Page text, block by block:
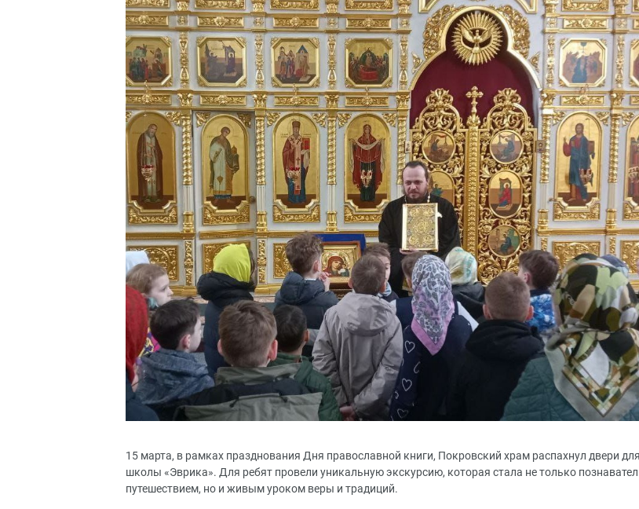
15 марта, в рамках празднования Дня православной книги, Покровский храм распахнул двери
школы «Эврика». Для ребят провели уникальную экскурсию, которая стала не только
путешествием, но и живым уроком веры и традиций.